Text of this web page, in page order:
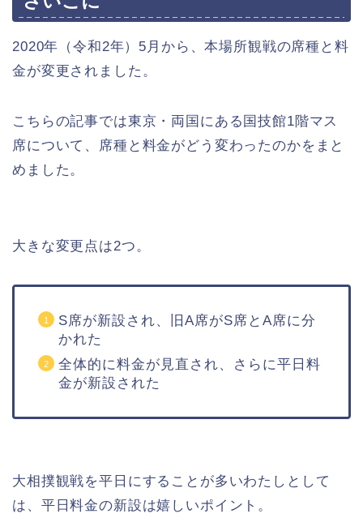
2020年（令和2年）5月から、本場所観戦の席種と料
金が変更されました。
こちらの記事では東京・両国にある国技館1階マス
席について、席種と料金がどう変わったのかをまと
めました。
大きな変更点は2つ。
S席が新設され、旧A席がS席とA席に分
かれた
全体的に料金が見直され、さらに平日料
金が新設された
大相撲観戦を平日にすることが多いわたしとして
は、平日料金の新設は嬉しいポイント。